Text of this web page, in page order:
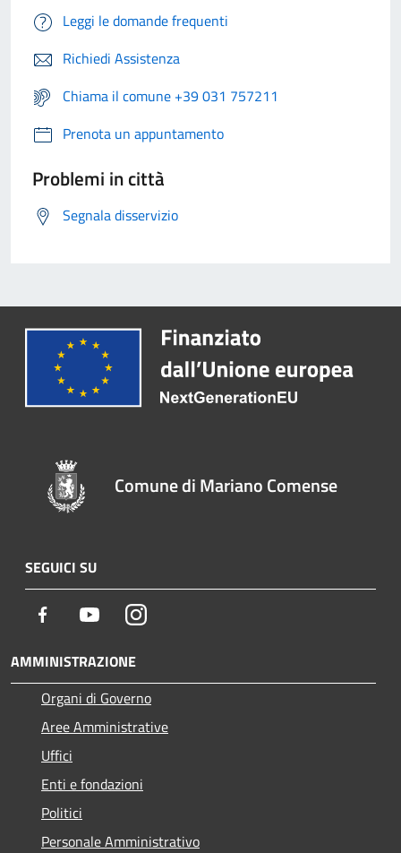
Leggi le domande frequenti
Richiedi Assistenza
Chiama il comune +39 031 757211
Prenota un appuntamento
Problemi in città
Segnala disservizio
Comune di Mariano Comense
SEGUICI SU
Facebook YoutubeInstagram
AMMINISTRAZIONE
Organi di Governo
Aree Amministrative
Uffici
Enti e fondazioni
Politici
Personale Amministrativo